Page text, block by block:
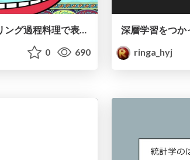
0 690
ringa_hyj